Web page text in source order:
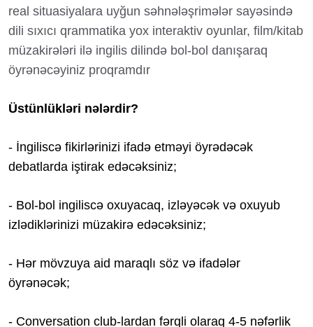
real situasiyalara uyğun səhnələşrimələr sayəsində
dili sıxıcı qrammatika yox interaktiv oyunlar, film/kitab
müzakirələri ilə ingilis dilində bol-bol danışaraq
öyrənəcəyiniz proqramdır
Üstünlükləri nələrdir?
- İngiliscə fikirlərinizi ifadə etməyi öyrədəcək
debatlarda iştirak edəcəksiniz;
- Bol-bol ingiliscə oxuyacaq, izləyəcək və oxuyub
izlədiklərinizi müzakirə edəcəksiniz;
- Hər mövzuya aid maraqlı söz və ifadələr
öyrənəcək;
- Conversation club-lardan fərqli olaraq 4-5 nəfərlik